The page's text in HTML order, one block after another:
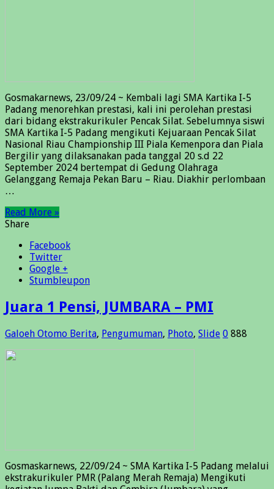
Gosmakarnews, 23/09/24 ~ Kembali lagi SMA Kartika I-5
Padang menorehkan prestasi, kali ini perolehan prestasi
dari bidang ekstrakurikuler Pencak Silat. Sebelumnya siswi
SMA Kartika I-5 Padang mengikuti Kejuaraan Pencak Silat
Nasional Riau Championship III Piala Kemenpora dan Piala
Bergilir yang dilaksanakan pada tanggal 20 s.d 22
September 2024 bertempat di Gedung Olahraga
Gelanggang Remaja Pekan Baru – Riau. Diakhir perlombaan
…
Read More »
Share
Facebook
Twitter
Google +
Stumbleupon
Juara 1 Pensi, JUMBARA – PMI
Galoeh Otomo Berita, Pengumuman, Photo, Slide 0 888
Gosmaskarnews, 22/09/24 ~ SMA Kartika I-5 Padang melalui
ekstrakurikuler PMR (Palang Merah Remaja) Mengikuti